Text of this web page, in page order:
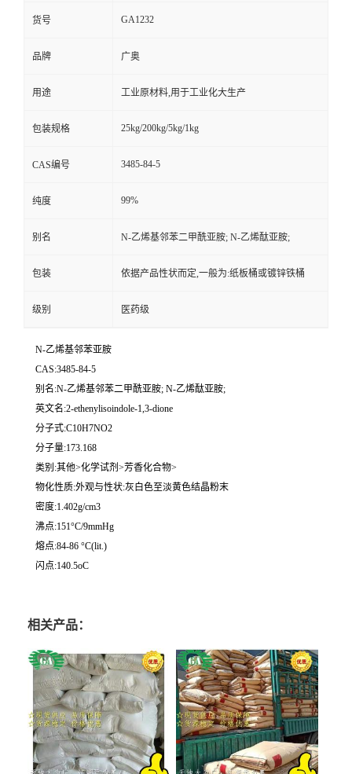
货号 GA1232
品牌 广奥
用途 工业原材料,用于工业化大生产
包装规格 25kg/200kg/5kg/1kg
CAS编号 3485-84-5
纯度 99%
别名 N-乙烯基邻苯二甲酰亚胺; N-乙烯酞亚胺;
包装 依据产品性状而定,一般为:纸板桶或镀锌铁桶
级别 医药级
N-乙烯基邻苯亚胺
CAS:3485-84-5
别名:N-乙烯基邻苯二甲酰亚胺; N-乙烯酞亚胺;
英文名:2-ethenylisoindole-1,3-dione
分子式:C10H7NO2
分子量:173.168
类别:其他>化学试剂>芳香化合物>
物化性质:外观与性状:灰白色至淡黄色结晶粉末
密度:1.402g/cm3
沸点:151°C/9mmHg
熔点:84-86 °C(lit.)
闪点:140.5oC
相关产品：